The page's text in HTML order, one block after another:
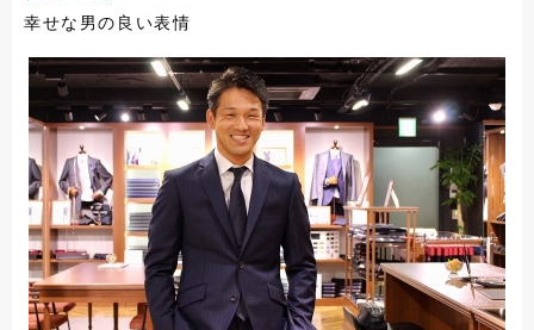
幸せな男の良い表情